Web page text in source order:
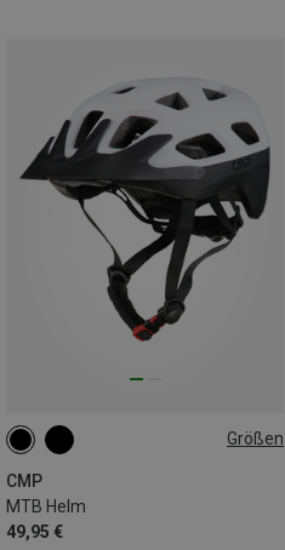
Größen
CMP
MTB Helm
49,95 €
55-58CM